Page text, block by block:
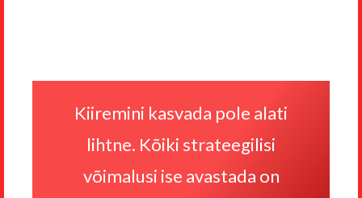
Kiiremini kasvada pole alati
lihtne. Kõiki strateegilisi
võimalusi ise avastada on